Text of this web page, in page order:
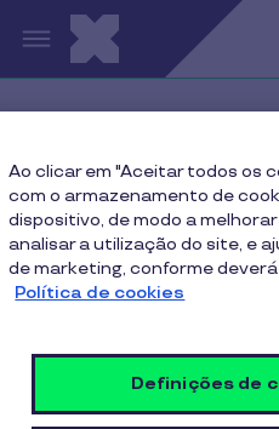
Passar para o conteúdo
Ao clicar em "Aceitar todos os
com o armazenamento de
dispositivo, de modo a
analisar a utilização do site, e
de marketing, conforme
Política de cookies
Definições de